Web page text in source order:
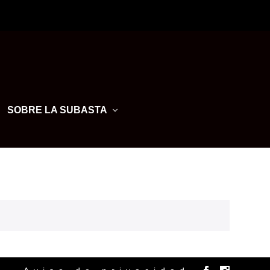
SOBRE LA SUBASTA